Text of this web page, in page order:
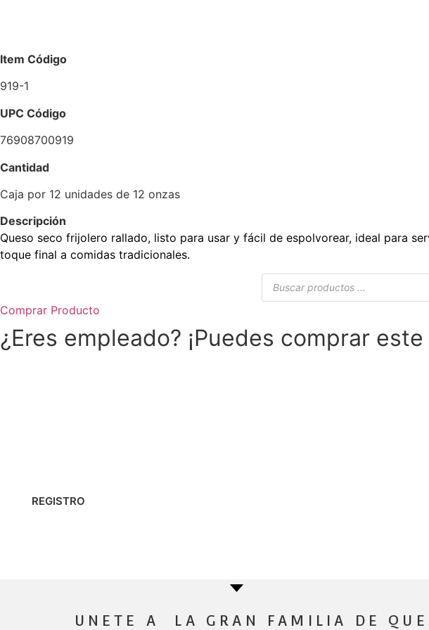
Item Código
919-1
UPC Código
76908700919
Cantidad
Caja por 12 unidades de 12 onzas
Descripción
Queso seco frijolero rallado, listo para usar y fácil de espolvorear, ideal para
toque final a comidas tradicionales.
Búsqueda
de
productos
Comprar Producto
¿Eres empleado? ¡Puedes comprar
REGISTRO
UNETE A LA GRAN FAMILIA DE